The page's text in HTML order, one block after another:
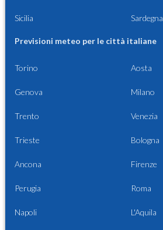
Sicilia Sardegna
Previsioni meteo per le città italiane
Torino Aosta
Genova Milano
Trento Venezia
Trieste Bologna
Ancona Firenze
Perugia Roma
Napoli L'Aquila